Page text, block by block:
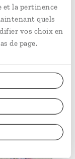
et la pertinence
quels
vos choix en
de page.